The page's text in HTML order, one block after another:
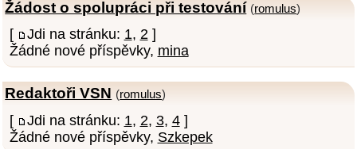
Žádost o spolupráci při testování (romulus)
[ Jdi na stránku: 1, 2]
Žádné nové příspěvky, mina
Redaktoři VSN (romulus)
[ Jdi na stránku: 1, 2, 3, 4]
Žádné nové příspěvky, Szkepek